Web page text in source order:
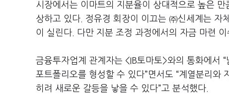
시장에서는 이마트의 지분율이 상대적으로 높은
상하고 있다. 정유경 회장이 이끄는 ㈜신세계는 자
이 실린다. 다만 지분 조정 과정에서의 자금 마련
금융투자업계 관계자는 <IB토마토>와의 통화에서
포트폴리오를 형성할 수 있다”면서도 “계열분리와
히려 새로운 갈등을 낳을 수 있다”고 분석했다.